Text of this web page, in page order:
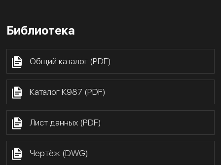
Библиотека
Общий каталог (PDF)
Каталог К987 (PDF)
Лист данных (PDF)
Чертёж (DWG)